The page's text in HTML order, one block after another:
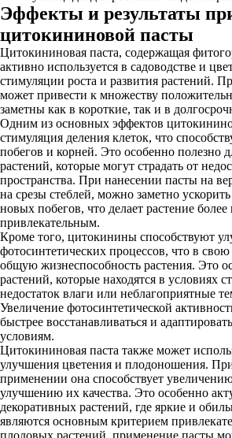
Эффекты и результаты
цитокининовой пасты
Цитокининовая паста, содержащая
активно используется в садоводстве и
стимуляции роста и развития растений.
может привести к множеству
заметны как в короткие, так и в
Одним из основных эффектов
стимуляция деления клеток, что
побегов и корней. Это особенно полезно
растений, которые могут страдать от
пространства. При нанесении пасты на
на срезы стеблей, можно заметно
новых побегов, что делает растение
привлекательным.
Кроме того, цитокинины способствуют
фотосинтетических процессов, что в
общую жизнеспособность растения. Это
растений, которые находятся в условиях
недостаток влаги или неблагоприятные
Увеличение фотосинтетической
быстрее восстанавливаться и
условиям.
Цитокининовая паста также может
улучшения цветения и плодоношения.
применении она способствует
улучшению их качества. Это особенно
декоративных растений, где яркие и
являются основным критерием
плодовых растений, применение пасты